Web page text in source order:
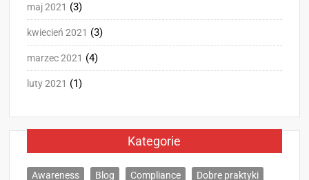
maj 2021 (3)
kwiecień 2021 (3)
marzec 2021 (4)
luty 2021 (1)
Kategorie
Awareness Blog Compliance Dobre praktyki